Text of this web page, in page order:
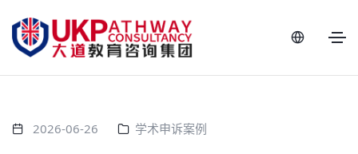
2026-06-26 学术申诉案例